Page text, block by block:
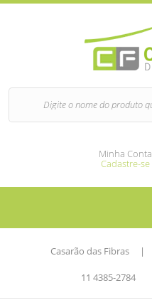
Minha Conta
Cadastre-se
Casarão das Fibras |
11 4385-2784